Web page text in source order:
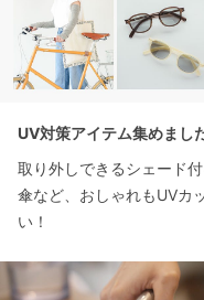
UV対策アイテム集めまし
取り外しできるシェード
傘など、おしゃれもUVカ
い！